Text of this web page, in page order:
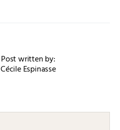
Post written by:
Cécile Espinasse